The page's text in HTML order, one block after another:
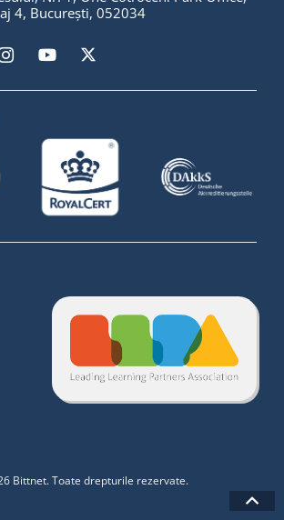
4, București, 052034
Bittnet. Toate drepturile rezervate.